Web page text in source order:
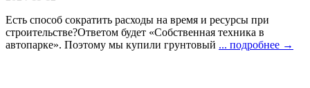
Есть способ сократить расходы на время и ресурсы при
строительстве?Ответом будет «Собственная техника в
автопарке». Поэтому мы купили грунтовый ... подробнее →